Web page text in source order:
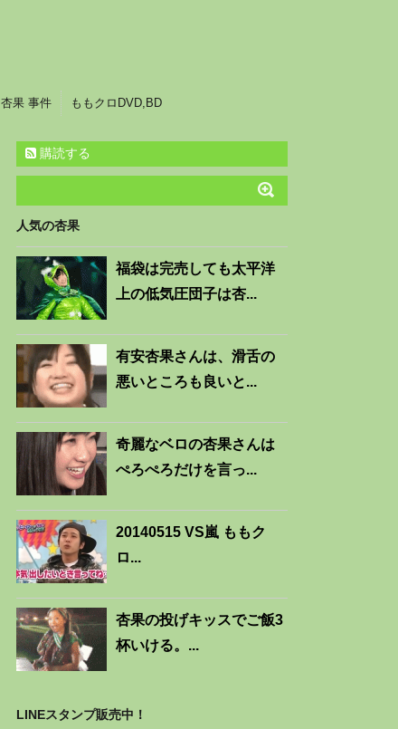
杏果 事件 ももクロDVD,BD
購読する
人気の杏果
福袋は完売しても太平洋
上の低気圧団子は杏...
有安杏果さんは、滑舌の
悪いところも良いと...
奇麗なベロの杏果さんは
ぺろぺろだけを言っ...
20140515 VS嵐 ももク
ロ...
杏果の投げキッスでご飯3
杯いける。...
LINEスタンプ販売中！